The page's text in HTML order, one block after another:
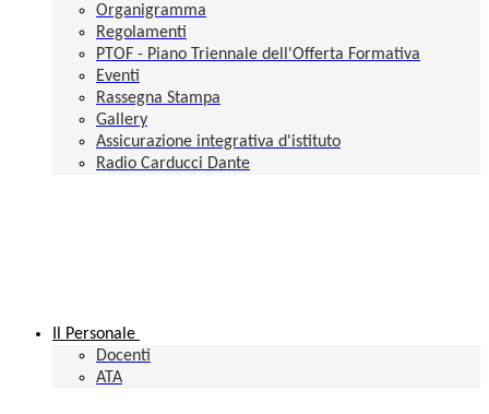
Organigramma
Regolamenti
PTOF - Piano Triennale dell'Offerta Formativa
Eventi
Rassegna Stampa
Gallery
Assicurazione integrativa d'istituto
Radio Carducci Dante
Il Personale
Docenti
ATA